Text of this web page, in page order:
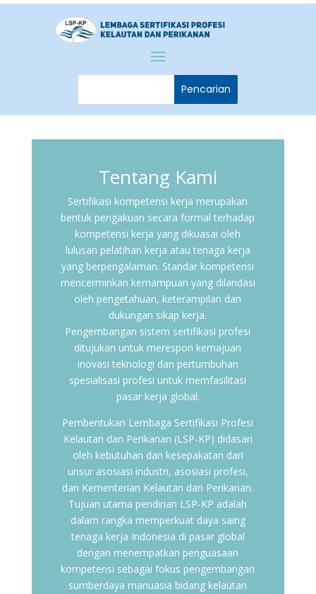
Tentang Kami
Sertifikasi kompetensi kerja merupakan
bentuk pengakuan secara formal terhadap
kompetensi kerja yang dikuasai oleh
lulusan pelatihan kerja atau tenaga kerja
yang berpengalaman. Standar kompetensi
mencerminkan kemampuan yang dilandasi
oleh pengetahuan, keterampilan dan
dukungan sikap kerja.
Pengembangan sistem sertifikasi profesi
ditujukan untuk merespon kemajuan
inovasi teknologi dan pertumbuhan
spesialisasi profesi untuk memfasilitasi
pasar kerja global.
Pembentukan Lembaga Sertifikasi Profesi
Kelautan dan Perikanan (LSP-KP) didasari
oleh kebutuhan dan kesepakatan dari
unsur asosiasi industri, asosiasi profesi,
dan Kementerian Kelautan dan Perikanan.
Tujuan utama pendirian LSP-KP adalah
dalam rangka memperkuat daya saing
tenaga kerja Indonesia di pasar global
dengan menempatkan penguasaan
kompetensi sebagai fokus pengembangan
sumberdaya manuasia bidang kelautan